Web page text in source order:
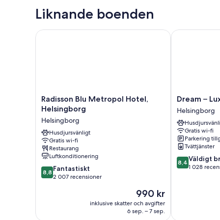
Liknande boenden
Radisson
Blu
Metropol
Hotel,
Helsingborg
Helsingborg
Radisson Blu Metropol Hotel,
Helsingborg
Helsingborg
Husdjursvänligt
Gratis wi-fi
Restaurang
Luftkonditionering
8.8
av
2 007 recensioner
8,8 Fantastiskt
2 007 recensioner
Priset
är
990 kr
990 kr
inklusive skatter och avgifter
6 sep. – 7 sep.
Radisson Blu Metropol Hotel, Helsingborg
Dream
–
Luxury
Hostel
Helsingborg
Dream –
Helsingborg
Gratis wi-fi
Parkering
Tvättjänster
8.4
av
1 028
8,4 Väldigt
1 028
Dream –